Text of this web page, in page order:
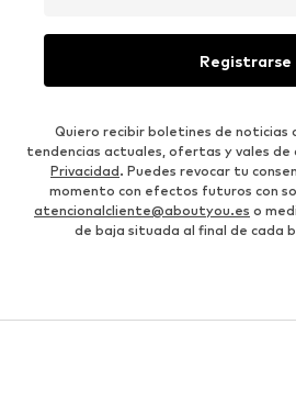
Registrarse
Quiero recibir boletines de noticias
tendencias actuales, ofertas y vales de
Privacidad. Puedes revocar tu
momento con efectos futuros con
atencionalcliente@aboutyou.es o
de baja situada al final de cada